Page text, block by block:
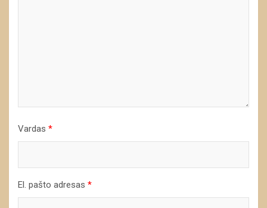
Vardas *
El. pašto adresas *